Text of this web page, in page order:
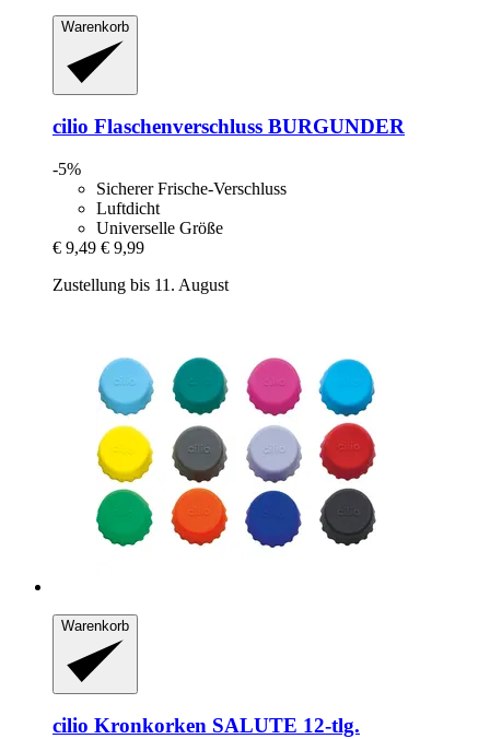
Warenkorb
cilio Flaschenverschluss BURGUNDER
-5%
Sicherer Frische-Verschluss
Luftdicht
Universelle Größe
€ 9,49 € 9,99
Zustellung bis 11. August
Warenkorb
cilio Kronkorken SALUTE 12-​tlg.